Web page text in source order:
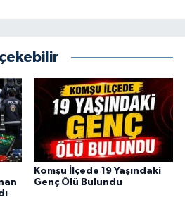
Komşu İlçede 19 Yaşındaki
Genç Ölü Bulundu